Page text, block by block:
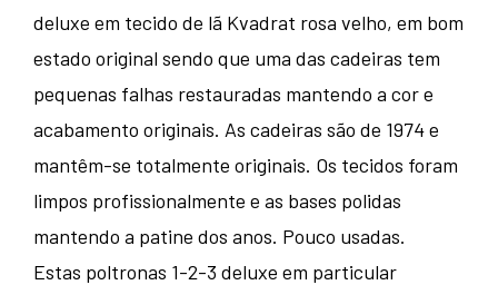
deluxe em tecido de lã Kvadrat rosa velho, em bom
estado original sendo que uma das cadeiras tem
pequenas falhas restauradas mantendo a cor e
acabamento originais. As cadeiras são de 1974 e
mantêm-se totalmente originais. Os tecidos foram
limpos profissionalmente e as bases polidas
mantendo a patine dos anos. Pouco usadas.
Estas poltronas 1-2-3 deluxe em particular